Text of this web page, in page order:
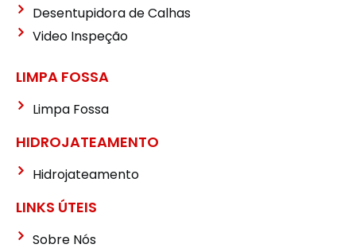
Desentupidora de Calhas
Video Inspeção
LIMPA FOSSA
Limpa Fossa
HIDROJATEAMENTO
Hidrojateamento
LINKS ÚTEIS
Sobre Nós